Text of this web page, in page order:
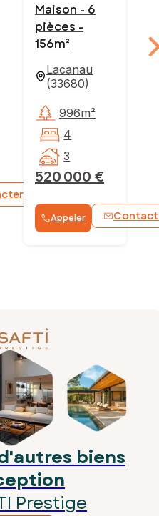
Maison - 6
pièces -
156m²
Lacanau
(33680)
520 000 €
996m²
4
3
Appeler
biens
Prestige